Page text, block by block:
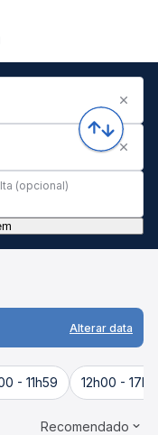
(opcional)
Alterar data
- 11h59 12h00 -
Recomendado